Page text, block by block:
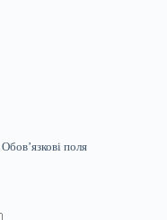
Обов’язкові поля